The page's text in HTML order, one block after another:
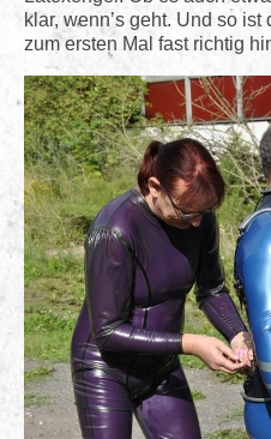
klar, wenn’s geht. Und so ist
zum ersten Mal fast richtig